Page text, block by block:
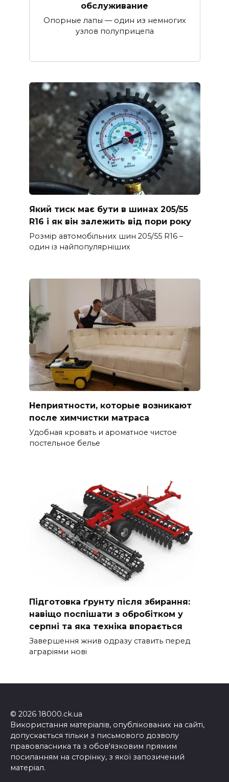
обслуживание
Опорные лапы — один из немногих
узлов полуприцепа
Який тиск має бути в шинах 205/55
R16 і як він залежить від пори року
Розмір автомобільних шин 205/55 R16 –
один із найпопулярніших
Неприятности, которые возникают
после химчистки матраса
Удобная кровать и ароматное чистое
постельное белье
Підготовка ґрунту після збирання:
навіщо поспішати з обробітком у
серпні та яка техніка впорається
Завершення жнив одразу ставить перед
аграріями нові
© 2026 18000.ck.ua
Використання матеріалів, опублікованих на сайті,
допускається тільки з письмового дозволу
правовласника та з обов'язковим прямим
посиланням на сторінку, з якої запозичений
матеріал.